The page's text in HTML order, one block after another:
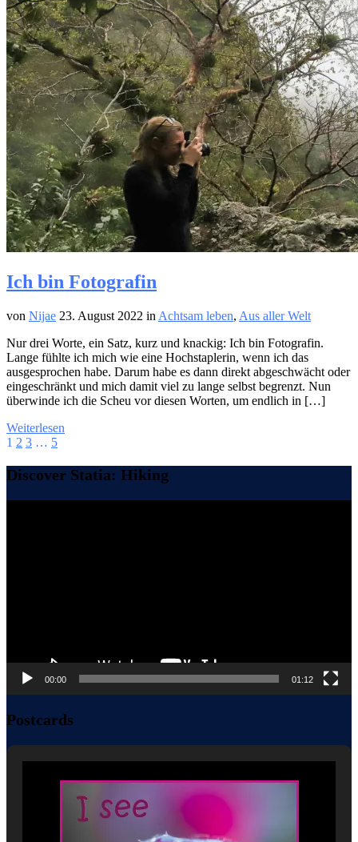
Ich bin Fotografin
von Nijae 23. August 2022 in Achtsam leben, Aus aller Welt
Nur drei Worte, ein Satz, kurz und knackig: Ich bin Fotografin.
Lange fühlte ich mich wie eine Hochstaplerin, wenn ich das
ausgesprochen habe. Darum habe es dann direkt abgeschwächt oder
eingeschränkt und mich damit viel zu lange selbst begrenzt. Nun
überwinde ich die Scheu vor diesen Worten, um endlich in […]
Weiterlesen
1 2 3 … 5
Discover Statia: Hiking
00:00 01:12
Postcards